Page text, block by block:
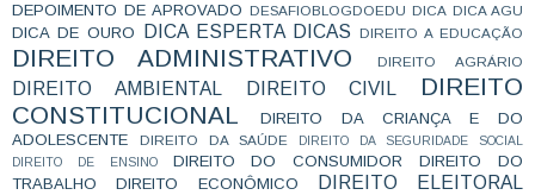
DEPOIMENTO DE APROVADO DESAFIOBLOGDOEDU DICA DICA AGU
DICA DE OURO DICA ESPERTA DICAS DIREITO A EDUCAÇÃO
DIREITO ADMINISTRATIVO DIREITO AGRÁRIO
DIREITO AMBIENTAL DIREITO CIVIL
DIREITO
CONSTITUCIONAL
DIREITO DA CRIANÇA E DO
ADOLESCENTE
DIREITO DA SAÚDE
DIREITO DA SEGURIDADE SOCIAL
DIREITO DE ENSINO
DIREITO DO CONSUMIDOR
DIREITO DO
TRABALHO
DIREITO ECONÔMICO DIREITO ELEITORAL